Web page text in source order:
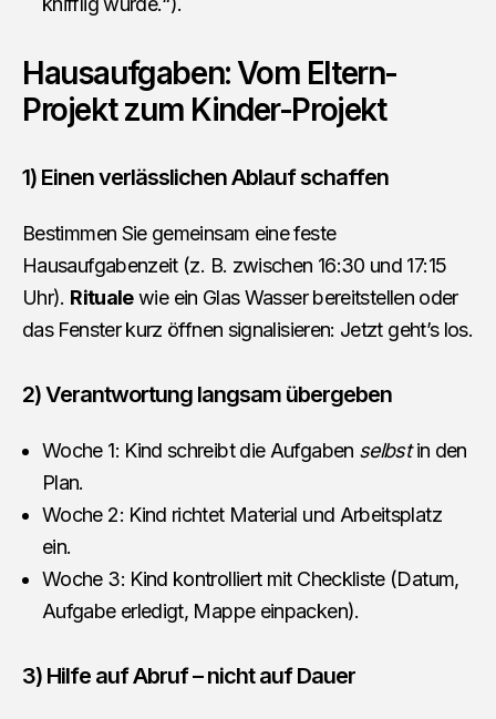
Hausaufgaben: Vom Eltern-
Projekt zum Kinder-Projekt
1) Einen verlässlichen Ablauf schaffen
Bestimmen Sie gemeinsam eine feste
Hausaufgabenzeit (z. B. zwischen 16:30 und 17:15
Uhr). Ritualewie ein Glas Wasser bereitstellen oder
das Fenster kurz öffnen signalisieren: Jetzt geht’s los.
2) Verantwortung langsam übergeben
Woche 1: Kind schreibt die Aufgaben selbstin den
Plan.
Woche 2: Kind richtet Material und Arbeitsplatz
ein.
Woche 3: Kind kontrolliert mit Checkliste (Datum,
Aufgabe erledigt, Mappe einpacken).
3) Hilfe auf Abruf – nicht auf Dauer